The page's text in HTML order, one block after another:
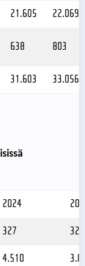
21.605 22.069
638 803
31.603 33.056
2024
327 326
4.510